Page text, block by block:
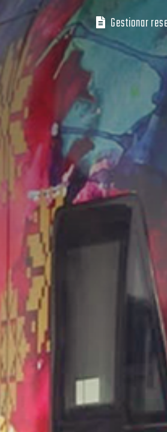
Gestionar